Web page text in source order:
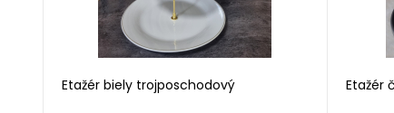
Etažér biely trojposchodový Etažér